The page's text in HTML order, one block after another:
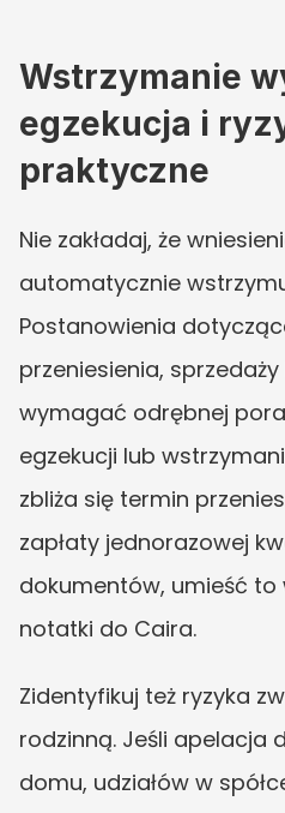
Wstrzymanie
egzekucja i
praktyczne
Nie zakładaj, że
automatycznie
Postanowienia
przeniesienia,
wymagać odrębnej
egzekucji lub
zbliża się termin
zapłaty jednorazowej
dokumentów, umieść
notatki do Caira.
Zidentyfikuj też ryzyka
rodzinną. Jeśli apelacja
domu, udziałów w